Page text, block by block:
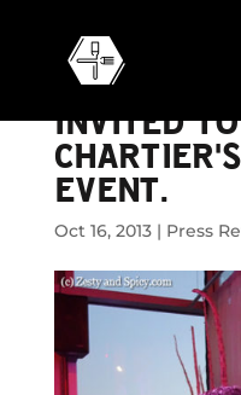
HOW I
INVITED
EVENT.
Oct 16, 2013| Press